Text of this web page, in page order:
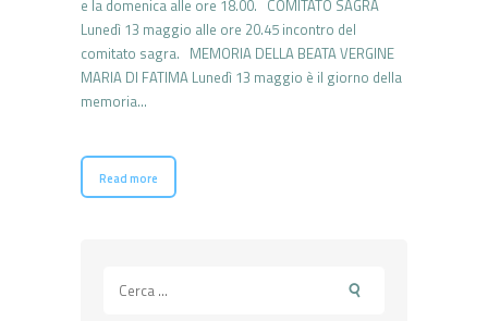
e la domenica alle ore 18.00. COMITATO SAGRA
Lunedì 13 maggio alle ore 20.45 incontro del
comitato sagra. MEMORIA DELLA BEATA VERGINE
MARIA DI FATIMA Lunedì 13 maggio è il giorno della
memoria…
Read more
per: